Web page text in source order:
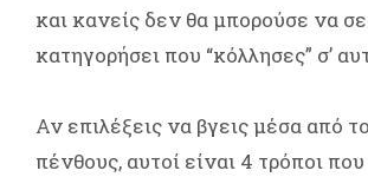
και κανείς δεν θα μπορούσε να σε
κατηγορήσει που “κόλλησες” σ’
Αν επιλέξεις να βγεις μέσα από
πένθους, αυτοί είναι 4 τρόποι